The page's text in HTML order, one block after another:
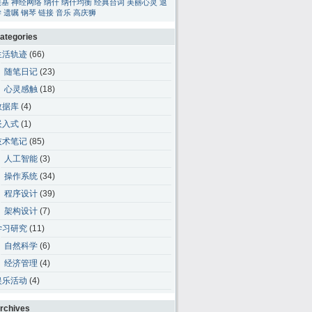
基 神经网络 纳什 纳什均衡 经典台词 美丽心灵 退
遗嘱 钢琴 链接 音乐 高庆狮
活轨迹 (66)
随笔日记 (23)
心灵感触 (18)
据库 (4)
入式 (1)
术笔记 (85)
人工智能 (3)
操作系统 (34)
程序设计 (39)
架构设计 (7)
习研究 (11)
自然科学 (6)
经济管理 (4)
乐活动 (4)